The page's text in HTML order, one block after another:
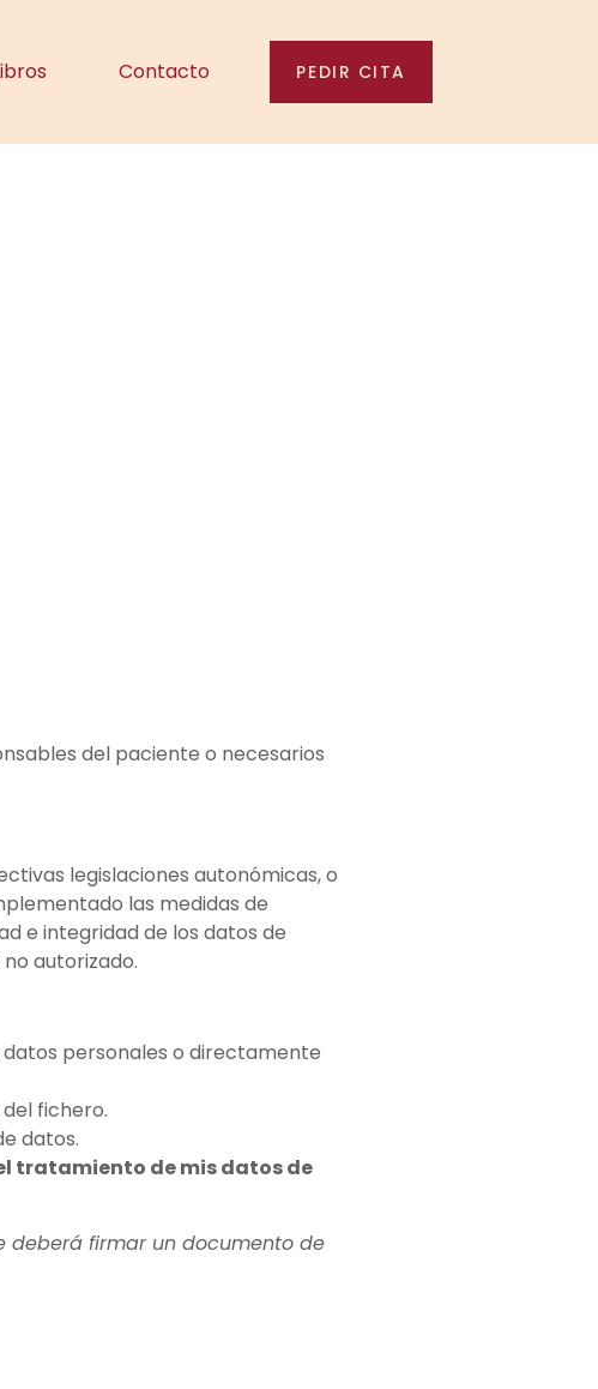
Contacto PEDIR CITA
del paciente o necesarios
legislaciones autonómicas, o
las medidas de
e integridad de los datos de
autorizado.
personales o directamente
fichero.
datos.
tratamiento de mis datos de
deberá firmar un documento de